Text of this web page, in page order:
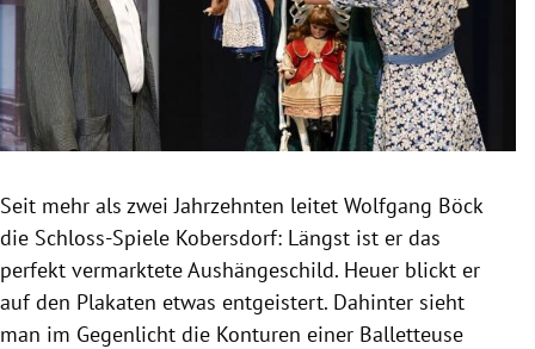
Untermenü
Untermenü
Untermenü
Untermenü
Seit mehr als zwei Jahrzehnten leitet Wolfgang Böck
die Schloss-Spiele Kobersdorf: Längst ist er das
perfekt vermarktete Aushängeschild. Heuer blickt er
auf den Plakaten etwas entgeistert. Dahinter sieht
man im Gegenlicht die Konturen einer Balletteuse